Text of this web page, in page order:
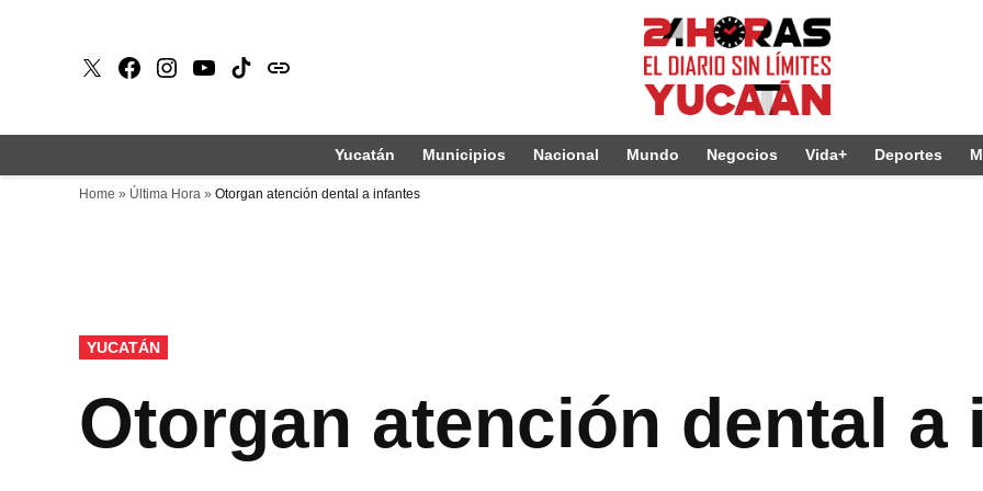
X Faceboook
Instagram
Youtube
Tiktokissuu
Yucatán Municipios Nacional Mundo Negocios Vida+ Deportes
Home » Última Hora » Otorgan atención dental a infantes
PUBLICADO
EN
YUCATÁN
Otorgan atención dental a